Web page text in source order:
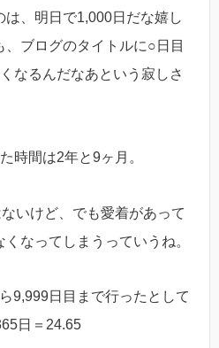
、明日で1,000日だな嬉し
ブログのタイトルに○日目
なるんだなあという寂しさ
時間は2年と9ヶ月。
いけど、でも愛着があって
なってしまうっていうね。
9,999日目まで行ったとして
日＝24.65